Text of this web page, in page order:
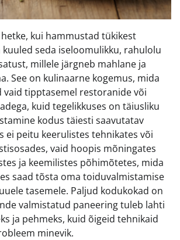
kui hammustad tükikest
seda iseloomulikku, rahulolu
millele järgneb mahlane ja
See on kulinaarne kogemus, mida
vaid tipptasemel restoranide või
kuid tegelikkuses on täiusliku
kodus täiesti saavutatav
ei peitu keerulistes tehnikates või
vaid hoopis mõningates
ja keemilistes põhimõtetes, mida
saad tõsta oma toiduvalmistamise
tasemele. Paljud kodukokad on
valmistatud paneering tuleb lahti
ja pehmeks, kuid õigeid tehnikaid
minevik.